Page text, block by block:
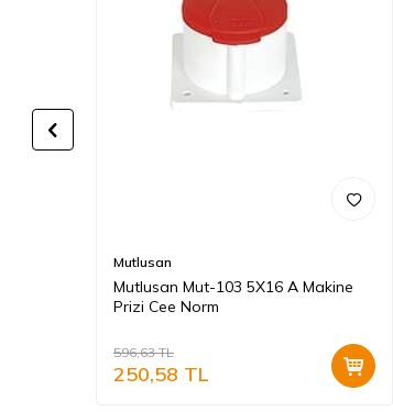
Mutlusan
Mutlusan Mut-103 5X16 A Makine
Prizi Cee Norm
596,63TL
250,58 TL